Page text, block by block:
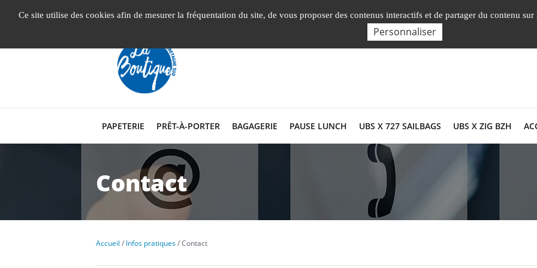
Nos
PAPETERIE PRÊT-À-PORTER BAGAGERIE PAUSE LUNCH UBS X 727 SAILBAGS UBS X ZIG BZH
Contact
Accueil Infos pratiques Contact
Ce site utilise des cookies afin de mesurer la fréquentation du site, de vous proposer des contenus interactifs et de partager du contenu sur
Personnaliser